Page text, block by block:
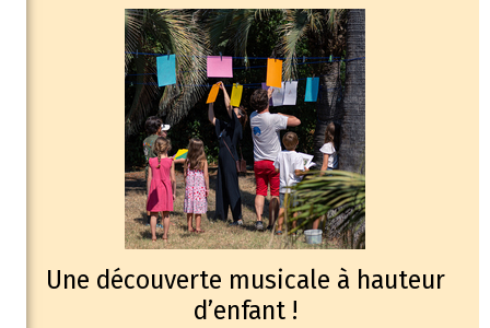
Une découverte musicale à hauteur
d’enfant !